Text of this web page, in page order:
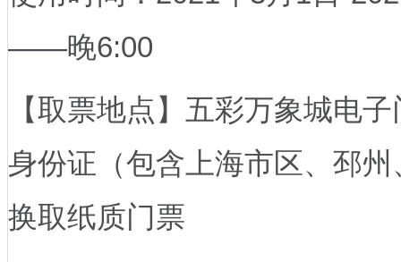
——晚6:00
【取票地点】五彩万象城电
身份证（包含上海市区、邳
换取纸质门票